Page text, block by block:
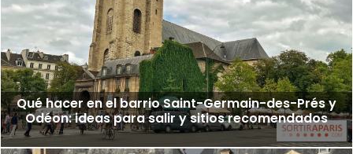
Qué hacer en el barrio Saint-Germain-des-Prés y
Odéon: ideas para salir y sitios recomendados